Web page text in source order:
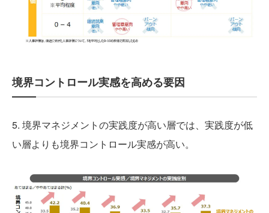
境界コントロール実感を高める要因
5. 境界マネジメントの実践度が高い層では、実践度が低
い層よりも境界コントロール実感が高い。